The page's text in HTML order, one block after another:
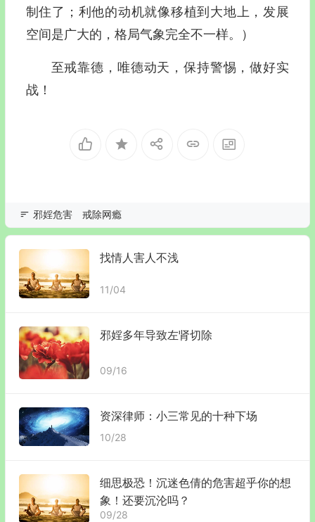
制住了；利他的动机就像移植到大地上，发展
空间是广大的，格局气象完全不一样。）
至戒靠德，唯德动天，保持警惕，做好实
战！
邪婬危害 戒除网瘾
找情人害人不浅
11/04
邪婬多年导致左肾切除
09/16
资深律师：小三常见的十种下场
10/28
细思极恐！沉迷色倩的危害超乎你的想
象！还要沉沦吗？
09/28